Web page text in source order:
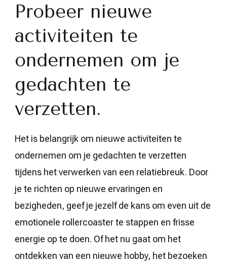
Probeer nieuwe
activiteiten te
ondernemen om je
gedachten te
verzetten.
Het is belangrijk om nieuwe activiteiten te
ondernemen om je gedachten te verzetten
tijdens het verwerken van een relatiebreuk. Door
je te richten op nieuwe ervaringen en
bezigheden, geef je jezelf de kans om even uit de
emotionele rollercoaster te stappen en frisse
energie op te doen. Of het nu gaat om het
ontdekken van een nieuwe hobby, het bezoeken